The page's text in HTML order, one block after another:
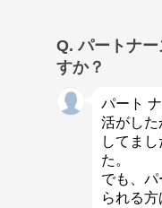
Q. パートナ
すか？
パート
活がした
してま
た。
でも、
られる